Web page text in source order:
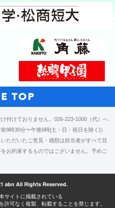
付けておりません。026-223-1000（代）へ
9時30分〜午後6時[土・日・祝日を除く]）
ただいたご意見・感想は担当者がすべて目
お約束するものではございません。予めご
abn All Rights Reserved.
サイトに掲載されている
可なく複製、転載することを禁じます。